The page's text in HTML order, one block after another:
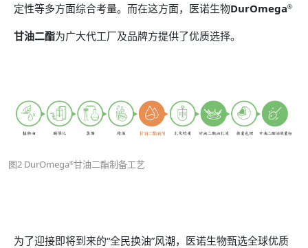
定性等多方面综合考量。而在这方面，医诺生物DurOmega®
甘油二酯为广大代工厂及品牌方提供了优质选择。
图2 DurOmega®甘油二酯制备工艺
为了迎接即将到来的“全民换油”风潮，医诺生物甄选全球优质